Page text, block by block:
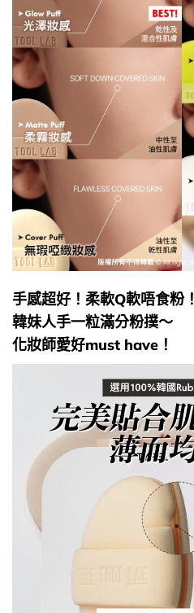
手感超好！柔軟Q軟唔食粉！
韓妹人手一粒滿分粉撲～
化妝師愛好must have！